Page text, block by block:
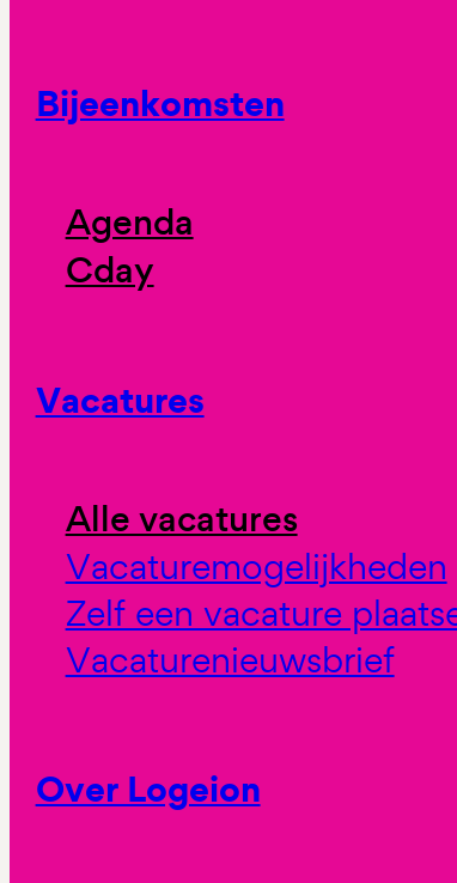
Bijeenkomsten
Agenda
Cday
Vacatures
Alle vacatures
Vacaturemogelijkheden
Zelf een vacature
Vacaturenieuwsbrief
Over Logeion